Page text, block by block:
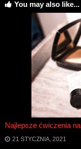
You may also like...
Najlepsze ćwiczenia
21 STYCZNIA, 2021